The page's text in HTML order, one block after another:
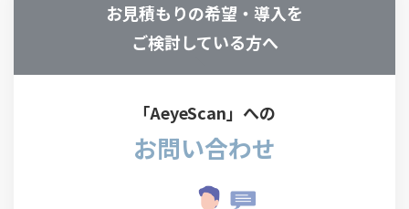
お見積もりの希望・導入を
ご検討している方へ
「AeyeScan」への
お問い合わせ